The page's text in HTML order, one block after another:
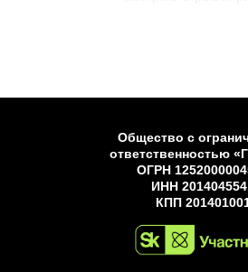
Общество с
ответственностью
ОГРН
ИНН
КПП